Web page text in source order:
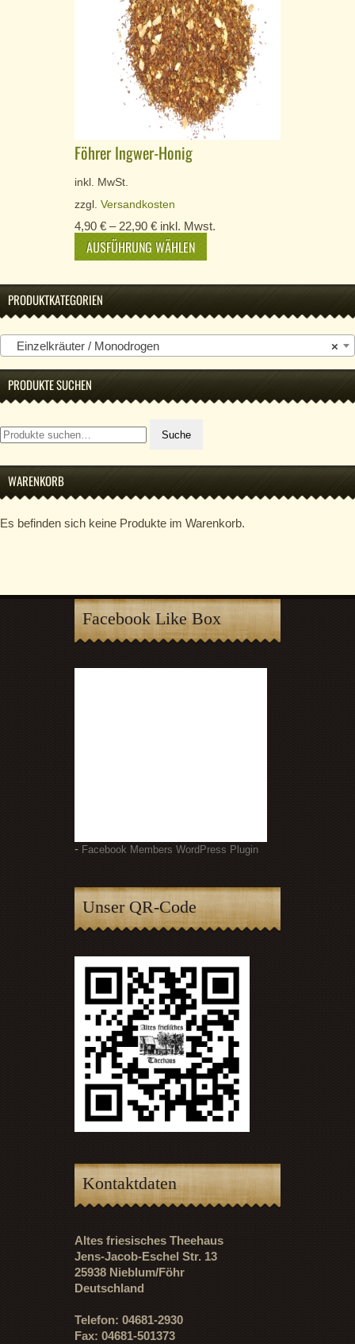
Föhrer Ingwer-Honig
inkl. MwSt.
zzgl. Versandkosten
4,90 € – 22,90 € inkl. Mwst.
AUSFÜHRUNG WÄHLEN
PRODUKTKATEGORIEN
×
Einzelkräuter / Monodrogen
PRODUKTE SUCHEN
Suche
nach:
Suche
WARENKORB
Es befinden sich keine Produkte im Warenkorb.
Facebook Like Box
- Facebook Members WordPress Plugin
Unser QR-Code
Kontaktdaten
Altes friesisches Theehaus
Jens-Jacob-Eschel Str. 13
25938 Nieblum/Föhr
Deutschland
Telefon: 04681-2930
Fax: 04681-501373